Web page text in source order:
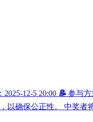
12-5 20:00 📝 参与
以确保公正性。 中奖者